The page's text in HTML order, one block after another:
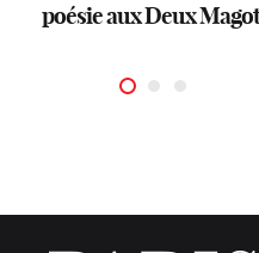
poésie aux Deux
Billie : nouveau QG des nuits
Joli, le Marais chic côté